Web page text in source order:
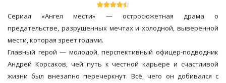
Сериал «Ангел мести» — остросюжетная драма о
предательстве, разрушенных мечтах и холодной, выверенной
мести, которая зреет годами.
Главный герой — молодой, перспективный офицер-подводник
Андрей Корсаков, чей путь к честной карьере и счастливой
жизни был внезапно перечеркнут. Всё, чего он добивался с